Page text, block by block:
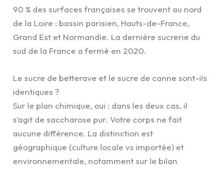
90 % des surfaces françaises se trouvent au nord
de la Loire : bassin parisien, Hauts-de-France,
Grand Est et Normandie. La dernière sucrerie du
sud de la France a fermé en 2020.
Le sucre de betterave et le sucre de canne sont-ils
identiques ?
Sur le plan chimique, oui : dans les deux cas, il
s’agit de saccharose pur. Votre corps ne fait
aucune différence. La distinction est
géographique (culture locale vs importée) et
environnementale, notamment sur le bilan